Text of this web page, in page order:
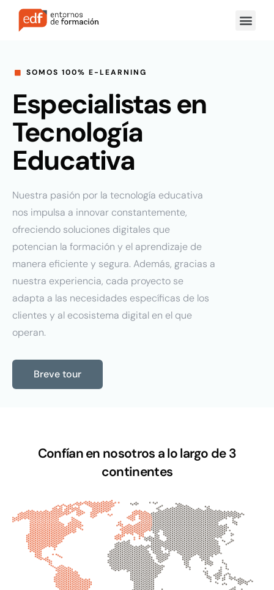
SOMOS 100% E-LEARNING
Especialistas en
Tecnología
Educativa
Nuestra pasión por la tecnología educativa
nos impulsa a innovar constantemente,
ofreciendo soluciones digitales que
potencian la formación y el aprendizaje de
manera eficiente y segura. Además, gracias a
nuestra experiencia, cada proyecto se
adapta a las necesidades específicas de los
clientes y al ecosistema digital en el que
operan.
Breve tour
Confían en nosotros a lo largo de 3
continentes